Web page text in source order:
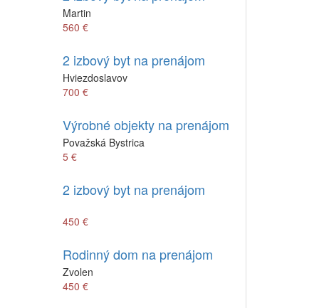
Martin
560 €
2 izbový byt na prenájom
Hviezdoslavov
700 €
Výrobné objekty na prenájom
Považská Bystrica
5 €
2 izbový byt na prenájom
450 €
Rodinný dom na prenájom
Zvolen
450 €